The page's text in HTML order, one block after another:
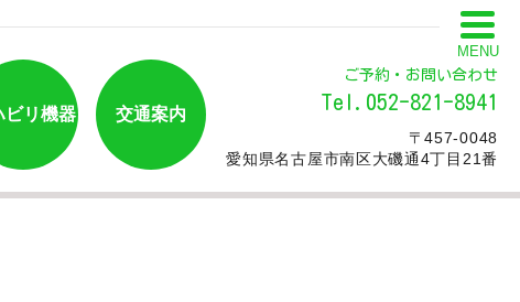
ビリ機器 交通案内
MENU
ご予約・お問い合わせ
Tel.052-821-8941
〒457-0048
愛知県名古屋市南区大磯通4丁目21番